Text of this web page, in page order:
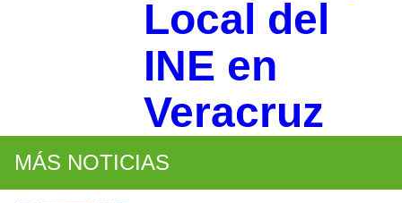
Local del
INE en
Veracruz
MÁS NOTICIAS